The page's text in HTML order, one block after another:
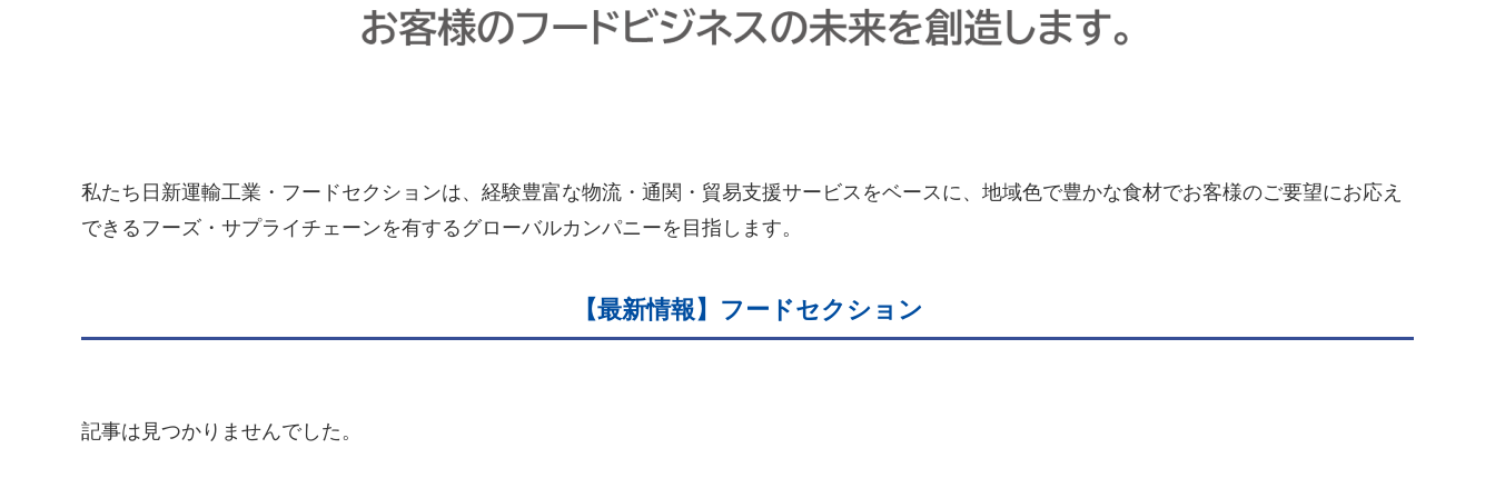
私たち日新運輸工業・フードセクションは、経験豊富な物流・通関・貿易支援サービスをベースに、地域色で豊かな食材でお客様のご要望にお応え
できるフーズ・サプライチェーンを有するグローバルカンパニーを目指します。
【最新情報】フードセクション
記事は見つかりませんでした。